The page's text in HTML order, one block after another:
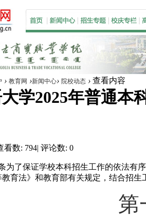
› 教育网 ›新闻中心› 院校动态 › 查看内容
学2025年普通本
看数: 794| 评论数: 0
为了保证学校本科招生工作的依法有
教育法》和教育部有关规定，结合招
第